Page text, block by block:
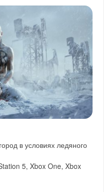
в условиях ледяного
5, Xbox One, Xbox